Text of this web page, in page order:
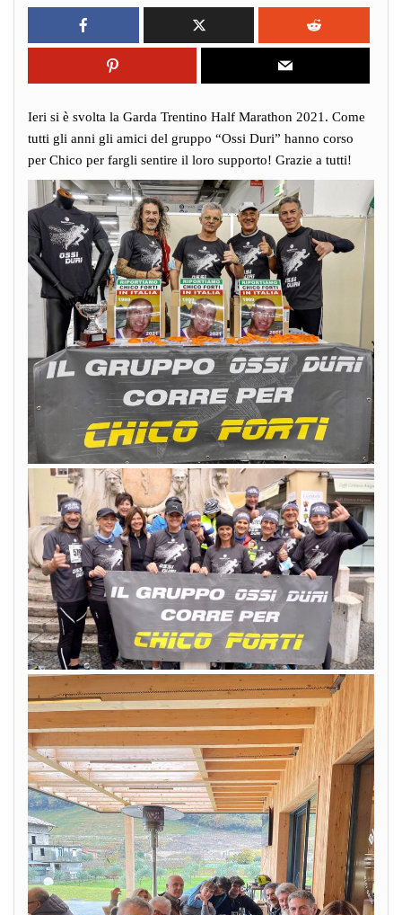
Ieri si è svolta la Garda Trentino Half Marathon 2021. Come
tutti gli anni gli amici del gruppo “Ossi Duri” hanno corso
per Chico per fargli sentire il loro supporto! Grazie a tutti!